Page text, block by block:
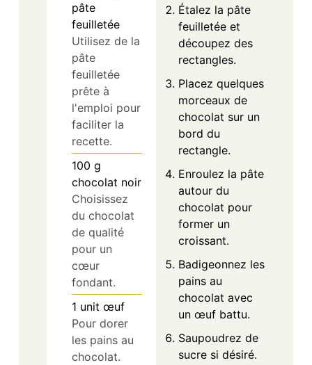
pâte
feuilletée
Utilisez de la
pâte
feuilletée
prête à
l'emploi pour
faciliter la
recette.
100 g
chocolat noir
Choisissez
du chocolat
de qualité
pour un
cœur
fondant.
1 unit œuf
Pour dorer
les pains au
chocolat.
Étalez la pâte
feuilletée et
découpez des
rectangles.
Placez quelques
morceaux de
chocolat sur un
bord du
rectangle.
Enroulez la pâte
autour du
chocolat pour
former un
croissant.
Badigeonnez les
pains au
chocolat avec
un œuf battu.
Saupoudrez de
sucre si désiré.